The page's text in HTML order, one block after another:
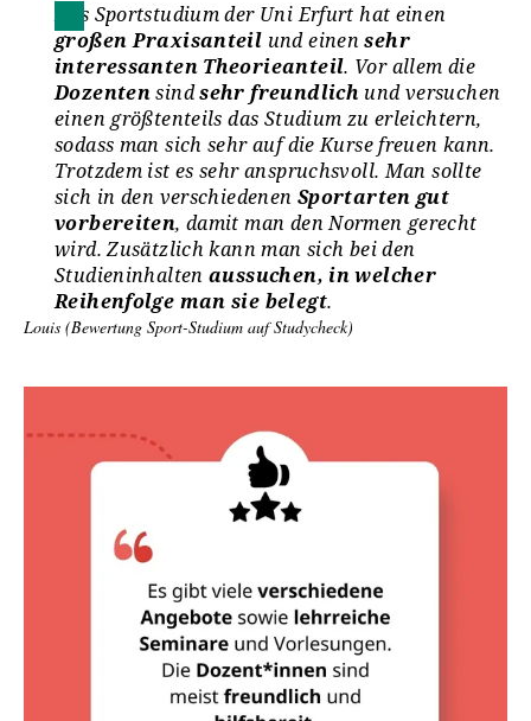
Das Sportstudium der Uni Erfurt hat einen
großen Praxisanteil und einensehr
interessanten Theorieanteil. Vor allem die
Dozentensindsehr freundlich und versuchen
einen größtenteils das Studium zu erleichtern,
sodass man sich sehr auf die Kurse freuen kann.
Trotzdem ist es sehr anspruchsvoll. Man sollte
sich in den verschiedenen Sportarten gut
vorbereiten, damit man den Normen gerecht
wird. Zusätzlich kann man sich bei den
Studieninhaltenaussuchen, in welcher
Reihenfolge man sie belegt.
Louis (Bewertung Sport-Studium auf Studycheck)